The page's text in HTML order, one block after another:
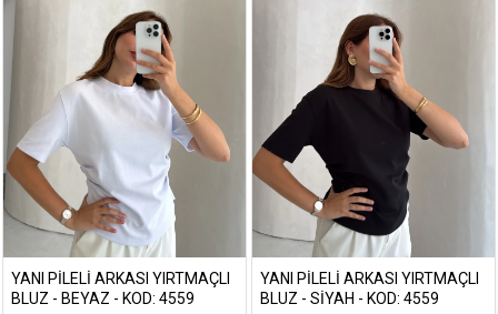
YANI PILELI ARKASI YIRTMAÇLI
BLUZ - BEYAZ - KOD: 4559
YANI PILELI ARKASI YIRTMAÇLI
BLUZ - SIYAH - KOD: 4559